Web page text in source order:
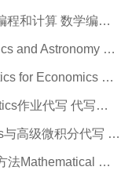
数学编程作业代做
天文学Assignment代做
代做Online exam代考
组合数学Assignment代做
代写 Assignment代做
Methods代写